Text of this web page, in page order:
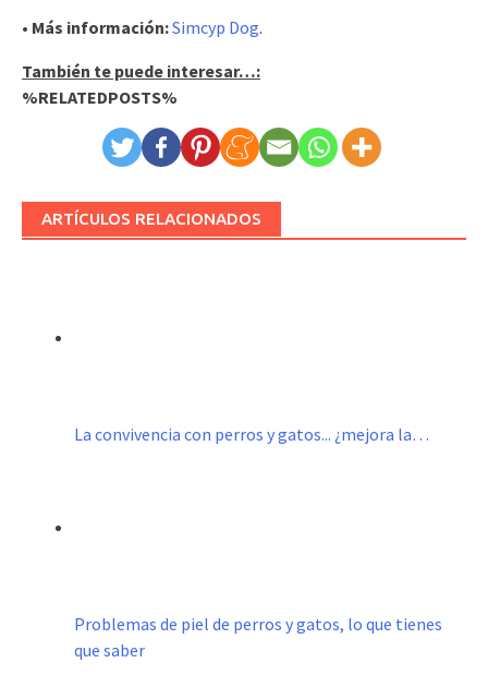
• Más información:Simcyp Dog.
También te puede interesar…:
%RELATEDPOSTS%
ARTÍCULOS RELACIONADOS
La convivencia con perros y gatos... ¿mejora la…
Problemas de piel de perros y gatos, lo que tienes
que saber